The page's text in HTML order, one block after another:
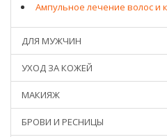
Ампульное лечение волос и
ДЛЯ МУЖЧИН
УХОД ЗА КОЖЕЙ
МАКИЯЖ
БРОВИ И РЕСНИЦЫ